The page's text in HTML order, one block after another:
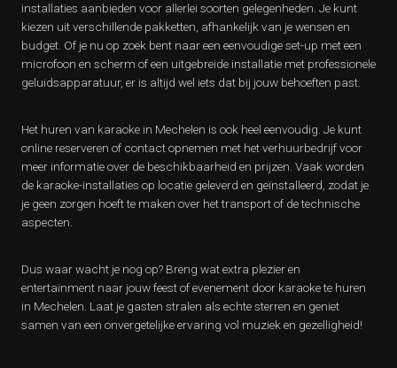
installaties aanbieden voor allerlei soorten gelegenheden. Je kunt
kiezen uit verschillende pakketten, afhankelijk van je wensen en
budget. Of je nu op zoek bent naar een eenvoudige set-up met een
microfoon en scherm of een uitgebreide installatie met professionele
geluidsapparatuur, er is altijd wel iets dat bij jouw behoeften past.
Het huren van karaoke in Mechelen is ook heel eenvoudig. Je kunt
online reserveren of contact opnemen met het verhuurbedrijf voor
meer informatie over de beschikbaarheid en prijzen. Vaak worden
de karaoke-installaties op locatie geleverd en geïnstalleerd, zodat je
je geen zorgen hoeft te maken over het transport of de technische
aspecten.
Dus waar wacht je nog op? Breng wat extra plezier en
entertainment naar jouw feest of evenement door karaoke te huren
in Mechelen. Laat je gasten stralen als echte sterren en geniet
samen van een onvergetelijke ervaring vol muziek en gezelligheid!